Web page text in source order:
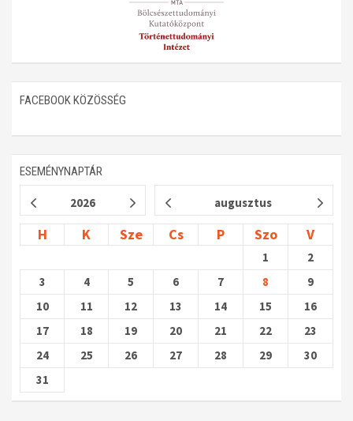
FACEBOOK KÖZÖSSÉG
ESEMÉNYNAPTÁR
2026 augusztus
H K Sze Cs P Szo V
1
2
3
4 5 6 7 8
9
10
11 12 13 14 15
16
17
18 19 20 21 22
23
24
25 26 27 28 29
30
31